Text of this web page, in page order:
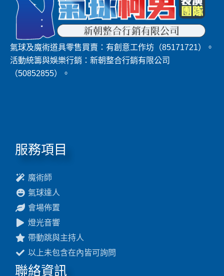
氣球及魔術道具零售買賣：有創意工作坊（85171721）。
活動統籌與娛樂行銷：新朝整合行銷有限公司
（50852855）。
服務項目
魔術師
氣球達人
會場佈置
燈光音響
帶動跳與主持人
以上未包含在內皆可詢問
聯絡資訊